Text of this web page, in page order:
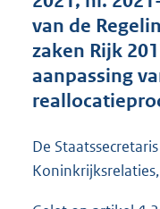
van de
zaken Rijk
aanpassing
De
Koninkrijksrelaties,